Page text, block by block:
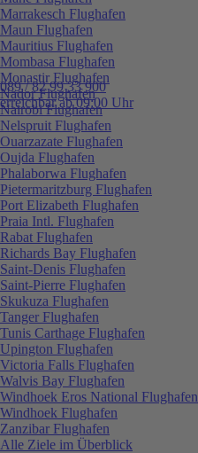
089 / 82 99 33 900
erreichbar ab 09:00 Uhr
Marrakesch Flughafen
Maun Flughafen
Mauritius Flughafen
Mombasa Flughafen
Monastir Flughafen
Nador Flughafen
Nairobi Flughafen
Nelspruit Flughafen
Ouarzazate Flughafen
Oujda Flughafen
Phalaborwa Flughafen
Pietermaritzburg Flughafen
Port Elizabeth Flughafen
Praia Intl. Flughafen
Rabat Flughafen
Richards Bay Flughafen
Saint-Denis Flughafen
Saint-Pierre Flughafen
Skukuza Flughafen
Tanger Flughafen
Tunis Carthage Flughafen
Upington Flughafen
Victoria Falls Flughafen
Walvis Bay Flughafen
Windhoek Eros National Flughafen
Windhoek Flughafen
Zanzibar Flughafen
Alle Ziele im Überblick